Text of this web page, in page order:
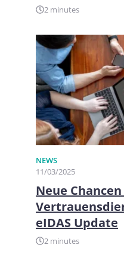
2 minutes
NEWS
11/03/2025
Neue
eIDAS Update
2 minutes